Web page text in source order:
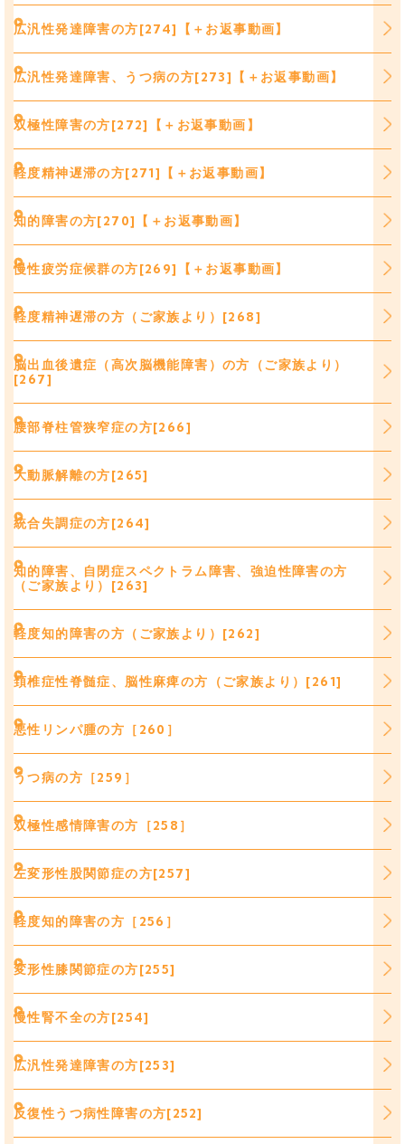
広汎性発達障害の方[274]【＋お返事動画】
広汎性発達障害、うつ病の方[273]【＋お返事動画】
双極性障害の方[272]【＋お返事動画】
軽度精神遅滞の方[271]【＋お返事動画】
知的障害の方[270]【＋お返事動画】
慢性疲労症候群の方[269]【＋お返事動画】
軽度精神遅滞の方（ご家族より）[268]
脳出血後遺症（高次脳機能障害）の方（ご家族より）
[267]
腰部脊柱管狭窄症の方[266]
大動脈解離の方[265]
統合失調症の方[264]
知的障害、自閉症スペクトラム障害、強迫性障害の方
（ご家族より）[263]
軽度知的障害の方（ご家族より）[262]
頚椎症性脊髄症、脳性麻痺の方（ご家族より）[261]
悪性リンパ腫の方［260］
うつ病の方［259］
双極性感情障害の方［258］
左変形性股関節症の方[257]
軽度知的障害の方［256］
変形性膝関節症の方[255]
慢性腎不全の方[254]
広汎性発達障害の方[253]
反復性うつ病性障害の方[252]